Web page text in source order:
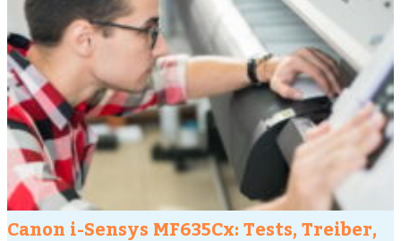
Canon i-Sensys MF635Cx: Tests, Treiber,